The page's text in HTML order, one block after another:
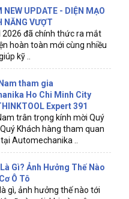
NEW UPDATE - DIỆN MẠO
NĂNG VƯỢT
2026 đã chính thức ra mắt
hoàn toàn mới cùng nhiều
kỹ ..
tham gia
Ho Chi Minh City
Expert 391
trân trọng kính mời Quý
Khách hàng tham quan
Automechanika ..
Gì? Ảnh Hưởng Thế Nào
Ô Tô
gì, ảnh hưởng thế nào tới